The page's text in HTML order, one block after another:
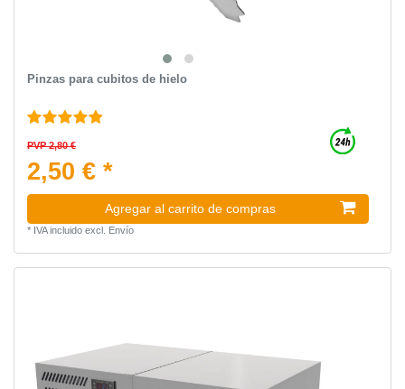
Pinzas para cubitos de hielo
PVP 2,80 €
2,50 € *
Agregar al carrito de compras
* IVA incluidoexcl. Envío